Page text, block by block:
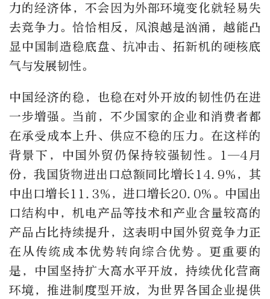
力的经济体，不会因为外部环境变化就轻易失
去竞争力。恰恰相反，风浪越是汹涌，越能凸
显中国制造稳底盘、抗冲击、拓新机的硬核底
气与发展韧性。
中国经济的稳，也稳在对外开放的韧性仍在进
一步增强。当前，不少国家的企业和消费者都
在承受成本上升、供应不稳的压力。在这样的
背景下，中国外贸仍保持较强韧性。1—4月
份，我国货物进出口总额同比增长14.9%，其
中出口增长11.3%，进口增长20.0%。中国出
口结构中，机电产品等技术和产业含量较高的
产品占比持续提升，这表明中国外贸竞争力正
在从传统成本优势转向综合优势。更重要的
是，中国坚持扩大高水平开放，持续优化营商
环境，推进制度型开放，为世界各国企业提供